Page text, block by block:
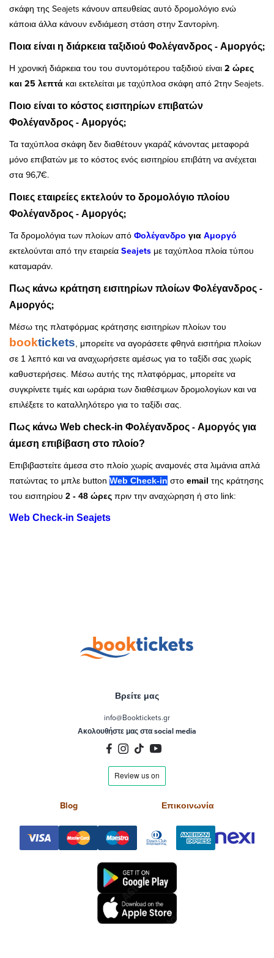
σκάφη της Seajets κάνουν απευθείας αυτό δρομολόγιο ενώ
κάποια άλλα κάνουν ενδιάμεση στάση στην Σαντορίνη.
Ποια είναι η διάρκεια ταξιδιού Φολέγανδρος - Αμοργός;
Η χρονική διάρκεια του του συντομότερου ταξιδιού είναι 2 ώρες
και 25 λεπτά και εκτελείται με ταχύπλοα σκάφη από 2την Seajets.
Ποιο είναι το κόστος εισιτηρίων επιβατών
Φολέγανδρος - Αμοργός;
Τα ταχύπλοα σκάφη δεν διαθέτουν γκαράζ κάνοντας μεταφορά
μόνο επιβατών με το κόστος ενός εισιτηρίου επιβάτη να ανέχεται
στα 96,7€.
Ποιες εταιρείες εκτελούν το δρομολόγιο πλοίου
Φολέγανδρος - Αμοργός;
Τα δρομολόγια των πλοίων από Φολέγανδρο για Αμοργό
εκτελούνται από την εταιρεία Seajets με ταχύπλοα πλοία τύπου
καταμαράν.
Πως κάνω κράτηση εισιτηρίων πλοίων Φολέγανδρος -
Αμοργός;
Μέσω της πλατφόρμας κράτησης εισιτηρίων πλοίων του
booktickets , μπορείτε να αγοράσετε φθηνά εισιτήρια πλοίων
σε 1 λεπτό και να αναχωρήσετε αμέσως για το ταξίδι σας χωρίς
καθυστερήσεις. Μέσω αυτής της πλατφόρμας, μπορείτε να
συγκρίνετε τιμές και ωράρια των διαθέσιμων δρομολογίων και να
επιλέξετε το καταλληλότερο για το ταξίδι σας.
Πως κάνω Web check-in Φολέγανδρος - Αμοργός για
άμεση επιβίβαση στο πλοίο?
Επιβιβαστείτε άμεσα στο πλοίο χωρίς αναμονές στα λιμάνια απλά
πατώντας το μπλε button Web Check-in στο email της κράτησης
του εισιτηρίου 2 - 48 ώρες πριν την αναχώρηση ή στο link:
Web Check-in Seajets
Βρείτε μας
info@Booktickets.gr
Ακολουθήστε μας στα social media
Blog Επικοινωνία